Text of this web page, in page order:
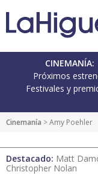
CINEMANÍA:
Próximos
Festivales y
Cinemanía > Amy Poehler
Destacado: Matt
Christopher Nolan